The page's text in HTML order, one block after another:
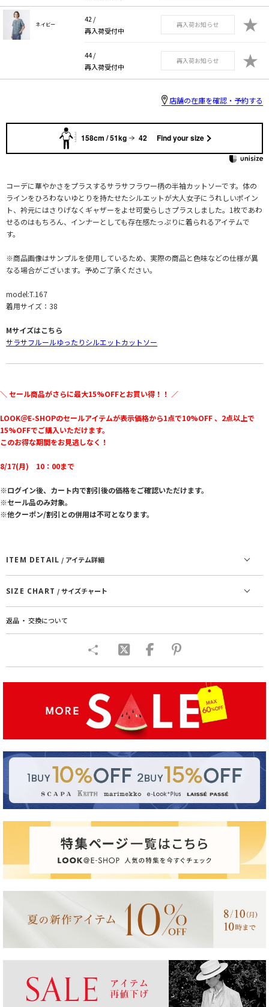
ネイビー
42 /
再入荷受付中
再入荷お知らせ ★
44 /
再入荷受付中
再入荷お知らせ ★
店舗の在庫を確認・予約する
158cm / 51kg 42 Find your size
コーデに華やかさをプラスするサラサフラワー柄の半袖カットソーです。体の
ラインをひろわないゆとりを持たせたシルエットが大人女子にうれしいポイン
ト、衿元にはさりげなくギャザーをよせ可愛らしさプラスしました。1枚であわ
せるのはもちろん、インナーとしても存在感たっぷりに着られるアイテムで
す。
※商品画像はサンプルを使用しているため、実際の商品と色味などの仕様が異
なる場合がございます。予めご了承ください。
model:T.167
着用サイズ：38
Mサイズはこちら
サラサフルールゆったりシルエットカットソー
＼ セール商品がさらに最大15%OFFとお買い得！！ ／
LOOK＠E-SHOPのセールアイテムが表示価格から1点で10%OFF 、2点以上で
15%OFFでご購入いただけます。
このお得な期間をお見逃しなく！
8/17(月) 10：00まで
※ログイン後、カート内で割引後の価格をご確認いただけます。
※セール品のみ対象。
※他クーポン/割引との併用は不可となります。
ITEM DETAIL / アイテム詳細
SIZE CHART / サイズチャート
返品 ・ 交換について